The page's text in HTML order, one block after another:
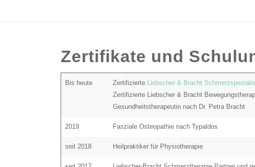
Zertifikate und
Bis heute Zertifizierte Liebscher & Bracht
Zertifizierte Liebscher & Bracht
Gesundheitstherapeutin nach Dr. Petra Bracht
2019 Fasziale Osteopathie nach Typaldos
seit 2018 Heilpraktiker für Physiotherapie